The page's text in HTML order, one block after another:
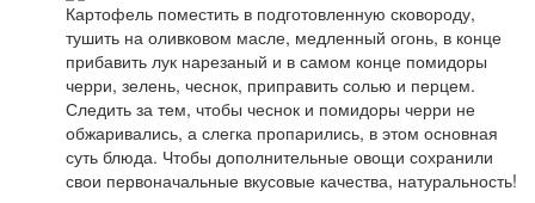
Картофель поместить в подготовленную сковороду,
тушить на оливковом масле, медленный огонь, в конце
прибавить лук нарезаный и в самом конце помидоры
черри, зелень, чеснок, приправить солью и перцем.
Следить за тем, чтобы чеснок и помидоры черри не
обжаривались, а слегка пропарились, в этом основная
суть блюда. Чтобы дополнительные овощи сохранили
свои первоначальные вкусовые качества, натуральность!